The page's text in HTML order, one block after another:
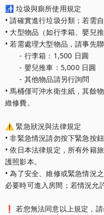
🚮 垃圾與廁所使用規定
• 請確實進行垃圾分類；若需
• 大型物品（如行李箱、嬰兒
• 若需處理大型物品，請事先
- 行李箱：1,500 日圓
- 嬰兒推車：5,000 日圓
- 其他物品請另行詢問
• 馬桶僅可沖水衛生紙，其餘
維修費。
⚠️ 緊急狀況與法律規定
• 非緊急情況請勿按下緊急按
• 依日本法律規定，所有外籍
護照影本。
• 為了安全、維修或緊急情況
必要時可進入房間；若情況允
❗ 若您無法同意以上規定，